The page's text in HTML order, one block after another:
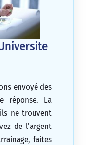
envoyé des
réponse. La
ne trouvent
de l’argent
faites